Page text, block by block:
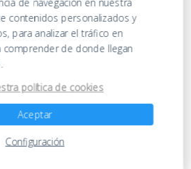
privacy-policy/
de navegación en nuestra
contenidos personalizados y
para analizar el tráfico en
comprender de donde llegan
política de cookies
Aceptar
Configuración